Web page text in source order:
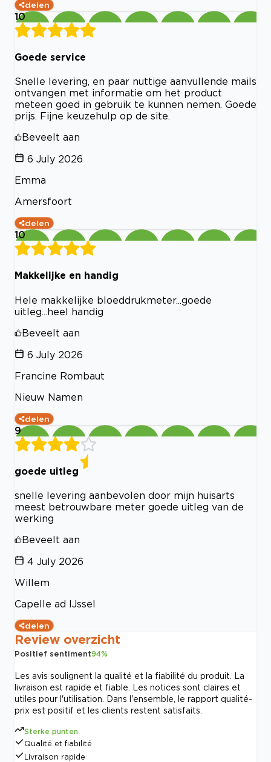
delen
10
Goede service
Snelle levering, en paar nuttige aanvullende mails
ontvangen met informatie om het product
meteen goed in gebruik te kunnen nemen. Goede
prijs. Fijne keuzehulp op de site.
Beveelt aan
6 July 2026
Emma
Amersfoort
delen
10
Makkelijke en handig
Hele makkelijke bloeddrukmeter...goede
uitleg...heel handig
Beveelt aan
6 July 2026
Francine Rombaut
Nieuw Namen
delen
9
goede uitleg
snelle levering aanbevolen door mijn huisarts
meest betrouwbare meter goede uitleg van de
werking
Beveelt aan
4 July 2026
Willem
Capelle ad IJssel
delen
Review overzicht
Positief sentiment94%
Les avis soulignent la qualité et la fiabilité du produit. La
livraison est rapide et fiable. Les notices sont claires et
utiles pour l'utilisation. Dans l'ensemble, le rapport qualité-
prix est positif et les clients restent satisfaits.
Sterke punten
Qualité et fiabilité
Livraison rapide